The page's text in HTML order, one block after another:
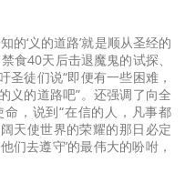
的‘义的道路’就是顺从圣经的
食40天后击退魔鬼的试探、
徒们说“即便有一些困难，
义的道路吧”。还强调了向全
，说到“在信的人，凡事都
天使世界的荣耀的那日必定
们去遵守’的最伟大的吩咐，